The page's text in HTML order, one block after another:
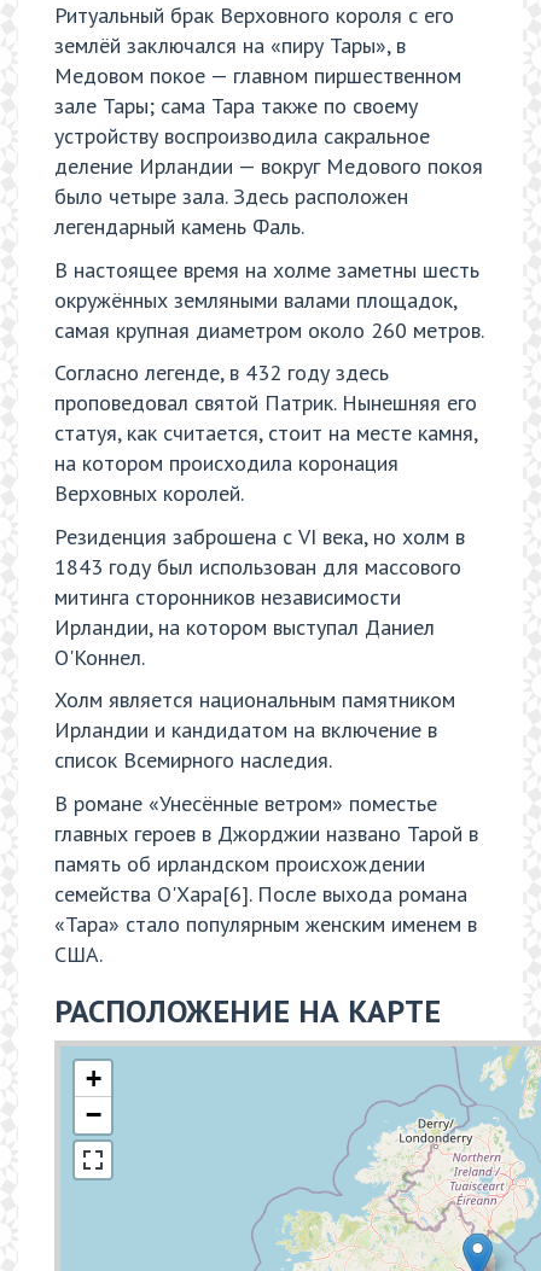
Ритуальный брак Верховного короля с его
землёй заключался на «пиру Тары», в
Медовом покое — главном пиршественном
зале Тары; сама Тара также по своему
устройству воспроизводила сакральное
деление Ирландии — вокруг Медового покоя
было четыре зала. Здесь расположен
легендарный камень Фаль.
В настоящее время на холме заметны шесть
окружённых земляными валами площадок,
самая крупная диаметром около 260 метров.
Согласно легенде, в 432 году здесь
проповедовал святой Патрик. Нынешняя его
статуя, как считается, стоит на месте камня,
на котором происходила коронация
Верховных королей.
Резиденция заброшена с VI века, но холм в
1843 году был использован для массового
митинга сторонников независимости
Ирландии, на котором выступал Даниел
О'Коннел.
Холм является национальным памятником
Ирландии и кандидатом на включение в
список Всемирного наследия.
В романе «Унесённые ветром» поместье
главных героев в Джорджии названо Тарой в
память об ирландском происхождении
семейства О'Хара[6]. После выхода романа
«Тара» стало популярным женским именем в
США.
РАСПОЛОЖЕНИЕ НА КАРТЕ
+
−